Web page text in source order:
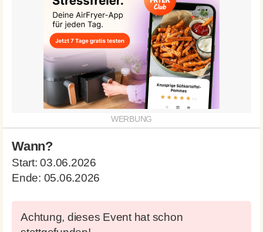
Wann?
Start:03.06.2026
Ende: 05.06.2026
Achtung, dieses Event hat schon